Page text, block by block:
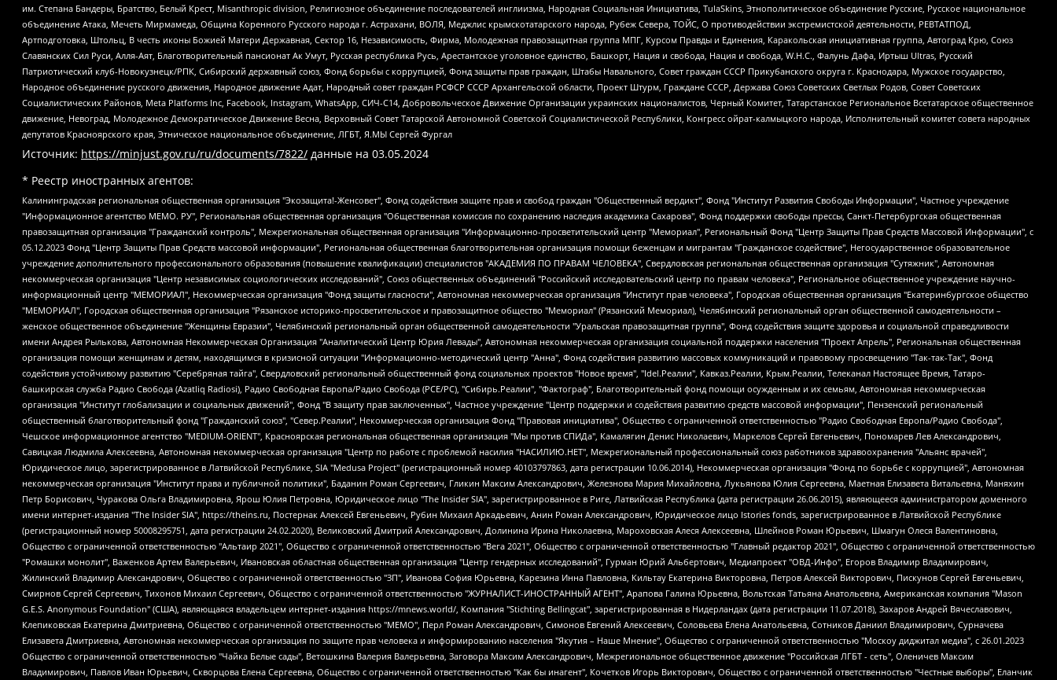
им. Степана Бандеры, Братство, Белый Крест, Misanthropic division, Религиозное объединение последователей инглиизма, Народная Социальная Инициатива, TulaSkins, Этнополитическое объединение Русские, Русское национальное
объединение Атака, Мечеть Мирмамеда, Община Коренного Русского народа г. Астрахани, ВОЛЯ, Меджлис крымскотатарского народа, Рубеж Севера, ТОЙС, О противодействии экстремистской деятельности, РЕВТАТПОД,
Артподготовка, Штольц, В честь иконы Божией Матери Державная, Сектор 16, Независимость, Фирма, Молодежная правозащитная группа МПГ, Курсом Правды и Единения, Каракольская инициативная группа, Автоград Крю, Союз
Славянских Сил Руси, Алля-Аят, Благотворительный пансионат Ак Умут, Русская республика Русь, Арестантское уголовное единство, Башкорт, Нация и свобода, Нация и свобода, W.H.С., Фалунь Дафа, Иртыш Ultras, Русский
Патриотический клуб-Новокузнецк/РПК, Сибирский державный союз, Фонд борьбы с коррупцией, Фонд защиты прав граждан, Штабы Навального, Совет граждан СССР Прикубанского округа г. Краснодара, Мужское государство,
Народное объединение русского движения, Народное движение Адат, Народный совет граждан РСФСР СССР Архангельской области, Проект Штурм, Граждане СССР, Держава Союз Советских Светлых Родов, Совет Советских
Социалистических Районов, Meta Platforms Inc, Facebook, Instagram, WhatsApp, СИЧ-С14, Добровольческое Движение Организации украинских националистов, Черный Комитет, Татарстанское Региональное Всетатарское общественное
движение, Невоград, Молодежное Демократическое Движение Весна, Верховный Совет Татарской Автономной Советской Социалистической Республики, Конгресс ойрат-калмыцкого народа, Исполнительный комитет совета народных
депутатов Красноярского края, Этническое национальное объединение, ЛГБТ, Я.МЫ Сергей Фургал
Источник: https://minjust.gov.ru/ru/documents/7822/ данные на 03.05.2024
* Реестр иностранных агентов:
Калининградская региональная общественная организация "Экозащита!-Женсовет", Фонд содействия защите прав и свобод граждан "Общественный вердикт", Фонд "Институт Развития Свободы Информации", Частное учреждение "Информационное агентство МЕМО. РУ", Региональная общественная организация "Общественная комиссия по сохранению наследия академика Сахарова", Фонд поддержки свободы прессы, Санкт-Петербургская общественная правозащитная организация "Гражданский контроль", Межрегиональная общественная организация "Информационно-просветительский центр "Мемориал", Региональный Фонд "Центр Защиты Прав Средств Массовой Информации", с 05.12.2023 Фонд "Центр Защиты Прав Средств массовой информации", Региональная общественная благотворительная организация помощи беженцам и мигрантам "Гражданское содействие", Негосударственное образовательное учреждение дополнительного профессионального образования (повышение квалификации) специалистов "АКАДЕМИЯ ПО ПРАВАМ ЧЕЛОВЕКА", Свердловская региональная общественная организация "Сутяжник", Автономная некоммерческая организация "Центр независимых социологических исследований", Союз общественных объединений "Российский исследовательский центр по правам человека", Региональное общественное учреждение научно-информационный центр "МЕМОРИАЛ", Некоммерческая организация "Фонд защиты гласности", Автономная некоммерческая организация "Институт прав человека", Городская общественная организация "Екатеринбургское общество "МЕМОРИАЛ", Городская общественная организация "Рязанское историко-просветительское и правозащитное общество "Мемориал" (Рязанский Мемориал), Челябинский региональный орган общественной самодеятельности – женское общественное объединение "Женщины Евразии", Челябинский региональный орган общественной самодеятельности "Уральская правозащитная группа", Фонд содействия защите здоровья и социальной справедливости имени Андрея Рылькова, Автономная Некоммерческая Организация "Аналитический Центр Юрия Левады", Автономная некоммерческая организация социальной поддержки населения "Проект Апрель", Региональная общественная организация помощи женщинам и детям, находящимся в кризисной ситуации "Информационно-методический центр "Анна", Фонд содействия развитию массовых коммуникаций и правовому просвещению "Так-так-Так", Фонд содействия устойчивому развитию "Серебряная тайга", Свердловский региональный общественный фонд социальных проектов "Новое время", "Idel.Реалии", Кавказ.Реалии, Крым.Реалии, Телеканал Настоящее Время, Татаро-башкирская служба Радио Свобода (Azatliq Radiosi), Радио Свободная Европа/Радио Свобода (PCE/PC), "Сибирь.Реалии", "Фактограф", Благотворительный фонд помощи осужденным и их семьям, Автономная некоммерческая организация "Институт глобализации и социальных движений", Фонд "В защиту прав заключенных", Частное учреждение "Центр поддержки и содействия развитию средств массовой информации", Пензенский региональный общественный благотворительный фонд "Гражданский союз", "Север.Реалии", Некоммерческая организация Фонд "Правовая инициатива", Общество с ограниченной ответственностью "Радио Свободная Европа/Радио Свобода", Чешское информационное агентство "MEDIUM-ORIENT", Красноярская региональная общественная организация "Мы против СПИДа", Камалягин Денис Николаевич, Маркелов Сергей Евгеньевич, Пономарев Лев Александрович, Савицкая Людмила Алексеевна, Автономная некоммерческая организация "Центр по работе с проблемой насилия "НАСИЛИЮ.НЕТ", Межрегиональный профессиональный союз работников здравоохранения "Альянс врачей", Юридическое лицо, зарегистрированное в Латвийской Республике, SIA "Medusa Project" (регистрационный номер 40103797863, дата регистрации 10.06.2014), Некоммерческая организация "Фонд по борьбе с коррупцией", Автономная некоммерческая организация "Институт права и публичной политики", Баданин Роман Сергеевич, Гликин Максим Александрович, Железнова Мария Михайловна, Лукьянова Юлия Сергеевна, Маетная Елизавета Витальевна, Маняхин Петр Борисович, Чуракова Ольга Владимировна, Ярош Юлия Петровна, Юридическое лицо "The Insider SIA", зарегистрированное в Риге, Латвийская Республика (дата регистрации 26.06.2015), являющееся администратором доменного имени интернет-издания "The Insider SIA", https://theins.ru, Постернак Алексей Евгеньевич, Рубин Михаил Аркадьевич, Анин Роман Александрович, Юридическое лицо Istories fonds, зарегистрированное в Латвийской Республике (регистрационный номер 50008295751, дата регистрации 24.02.2020), Великовский Дмитрий Александрович, Долинина Ирина Николаевна, Мароховская Алеся Алексеевна, Шлейнов Роман Юрьевич, Шмагун Олеся Валентиновна, Общество с ограниченной ответственностью "Альтаир 2021", Общество с ограниченной ответственностью "Вега 2021", Общество с ограниченной ответственностью "Главный редактор 2021", Общество с ограниченной ответственностью "Ромашки монолит", Важенков Артем Валерьевич, Ивановская областная общественная организация "Центр гендерных исследований", Гурман Юрий Альбертович, Медиапроект "ОВД-Инфо", Егоров Владимир Владимирович, Жилинский Владимир Александрович, Общество с ограниченной ответственностью "ЗП", Иванова София Юрьевна, Карезина Инна Павловна, Кильтау Екатерина Викторовна, Петров Алексей Викторович, Пискунов Сергей Евгеньевич, Смирнов Сергей Сергеевич, Тихонов Михаил Сергеевич, Общество с ограниченной ответственностью "ЖУРНАЛИСТ-ИНОСТРАННЫЙ АГЕНТ", Арапова Галина Юрьевна, Вольтская Татьяна Анатольевна, Американская компания "Mason G.E.S. Anonymous Foundation" (США), являющаяся владельцем интернет-издания https://mnews.world/, Компания "Stichting Bellingcat", зарегистрированная в Нидерландах (дата регистрации 11.07.2018), Захаров Андрей Вячеславович, Клепиковская Екатерина Дмитриевна, Общество с ограниченной ответственностью "МЕМО", Перл Роман Александрович, Симонов Евгений Алексеевич, Соловьева Елена Анатольевна, Сотников Даниил Владимирович, Сурначева Елизавета Дмитриевна, Автономная некоммерческая организация по защите прав человека и информированию населения "Якутия – Наше Мнение", Общество с ограниченной ответственностью "Москоу диджитал медиа", с 26.01.2023 Общество с ограниченной ответственностью "Чайка Белые сады", Ветошкина Валерия Валерьевна, Заговора Максим Александрович, Межрегиональное общественное движение "Российская ЛГБТ - сеть", Оленичев Максим Владимирович, Павлов Иван Юрьевич, Скворцова Елена Сергеевна, Общество с ограниченной ответственностью "Как бы инагент", Кочетков Игорь Викторович, Общество с ограниченной ответственностью "Честные выборы", Еланчик Олег Александрович, Общество с ограниченной ответственностью "Нобелевский призыв", Гималова Регина Эмилевна, Григорьев Андрей Валерьевич, Григорьева Алина Александровна, Ассоциация по содействию защите прав призывников, альтернативнослужащих и военнослужащих "Правозащитная группа "Гражданин.Армия.Право", Хисамова Регина Фаритовна, Автономная некоммерческая организация по реализации социально-правовых программ "Лилит", Дальневосточное общественное движение "Маяк", Санкт-Петербургская ЛГБТ-инициативная группа "Выход", Инициативная группа ЛГБТ+ "Реверс", Алексеев Андрей Викторович, Бекбулатова Таисия Львовна, Беляев Иван Михайлович, Владыкина Елена Сергеевна, Гельман Марат Александрович, Никульшина Вероника Юрьевна, Толоконникова Надежда Андреевна, Шендерович Виктор Анатольевич, Общество с ограниченной ответственностью "Данное сообщение", Общество с ограниченной ответственностью Издательский дом "Новая глава", Айнбиндер Александра Александровна, Московский комьюнити-центр для ЛГБТ+инициатив, Благотворительный фонд развития филантропии, Deutsche Welle (Германия, Kurt-Schumacher-Strasse 3, 53113 Bonn), Борзунова Мария Михайловна, Воробьев Виктор Викторович, Голубева Анна Львовна, Константинова Алла Михайловна, Малкова Ирина Владимировна, Мурадов Мурад Абдулгалимович, Осетинская Елизавета Николаевна, Понасенков Евгений Николаевич, Ганапольский Матвей Юрьевич, Киселев Евгений Алексеевич, Борухович Ирина Григорьевна, Дремин Иван Тимофеевич, Дубровский Дмитрий Викторович, Красноярская региональная общественная организация поддержки и развития альтернативных образовательных технологий и межкультурных коммуникаций "ИНТЕРРА", Маяковская Екатерина Алексеевна, Фейгин Марк Захарович, Филимонов Андрей Викторович, Дзугкоева Регина Николаевна, Доброхотов Роман Александрович, Дудь Юрий Александрович, Елкин Сергей Владимирович, Кругликов Кирилл Игоревич, Сабунаева Мария Леонидовна, Семенов Алексей Владимирович, Шаинян Карен Багратович, Шульман Екатерина Михайловна, Асафьев Артур Валерьевич, Вахштайн Виктор Семенович, Венедиктов Алексей Алексеевич, Лушникова Екатерина Евгеньевна, Волков Леонид Михайлович, Невзоров Александр Глебович, Пархоменко Сергей Борисович, Сироткин Ярослав Николаевич, Кара-Мурза Владимир Владимирович, Баранова Наталья Владимировна, Гозман Леонид Яковлевич, Кагарлицкий Борис Юльевич, Климарев Михаил Валерьевич, Милов Владимир Станиславович, Автономная некоммерческая организация Краснодарский центр современного искусства "Типография", Моргенштерн Алишер Тагирович, Соболь Любовь Эдуардовна, Общество с ограниченной ответственностью "ЛИЗА НОРМ", Каспаров Гарри Кимович, Ходорковский Михаил Борисович, Общество с ограниченной ответственностью "Апрельские тезисы", Данилович Ирина Брониславовна, Кашин Олег Владимирович, Петров Николай Владимирович, Пивоваров Алексей Владимирович, Соколов Михаил Владимирович, Цветкова Юлия Владимировна, Чичваркин Евгений Александрович, Комитет против пыток/Команда против пыток, Общество с ограниченной ответственностью "Первый научный", Общество с ограниченной ответственностью "Вертолет и ко", Белоцерковская Вероника Борисовна, Кац Максим Евгеньевич, Лазарева Татьяна Юрьевна, Шаведдинов Руслан Табризович, Яшин Илья Валерьевич, Общество с ограниченной ответственностью "Иноагент ААВ", Алешковский Дмитрий Петрович, Альбац Евгения Марковна, Быков Дмитрий Львович, Галямина Юлия Евгеньевна, Лойко Сергей Леонидович, Мартынов Кирилл Константинович, Медведев Сергей Александрович, Крашенинников Федор Геннадиевич, Гордеева Катерина Вл